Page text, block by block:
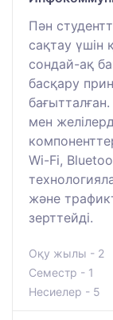
Пән
сақтау үшін
сондай-ақ
басқару
мен
Wi-Fi,
және
зерттейді.
Оқу жылы - 2
Семестр - 1
Несиелер - 5